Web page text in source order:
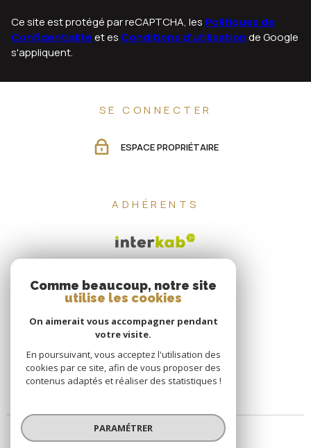
Ce site est protégé par reCAPTCHA, les Politiques de
Confidentialitéet es Conditions d'utilisationde Google
s'appliquent.
SE CONNECTER
ESPACE PROPRIÉTAIRE
ADHÉRENTS
Comme beaucoup, notre site
utilise les cookies
On aimerait vous accompagner pendant
votre visite.
En poursuivant, vous acceptez l'utilisation des
cookies par ce site, afin de vous proposer des
contenus adaptés et réaliser des statistiques !
PARAMÉTRER